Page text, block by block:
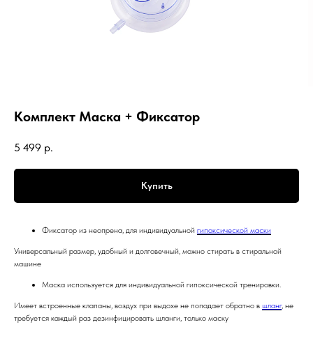
Комплект Маска + Фиксатор
5 499 р.
Купить
Фиксатор из неопрена, для индивидуальной гипоксической маски
Универсальный размер, удобный и долговечный, можно стирать в стиральной
машине
Маска используется для индивидуальной гипоксической тренировки.
Имеет встроенные клапаны, воздух при выдохе не попадает обратно в шланг, не
требуется каждый раз дезинфицировать шланги, только маску